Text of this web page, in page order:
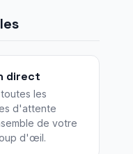
direct
les
d'attente
de votre
d'œil.